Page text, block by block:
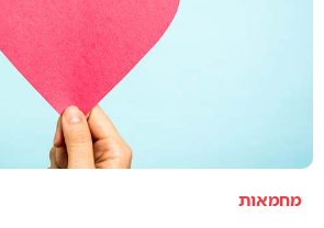
מחמאות